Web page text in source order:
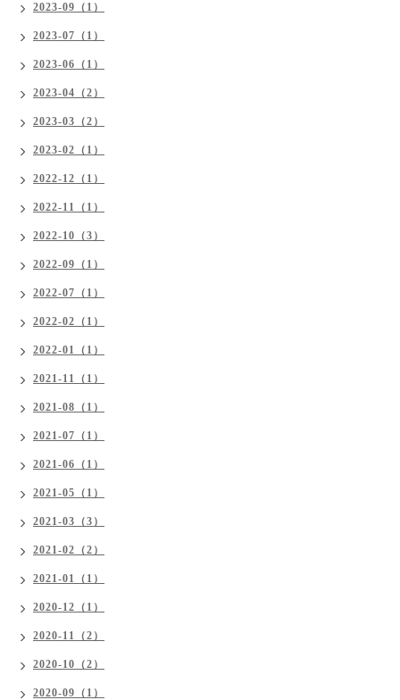
2023-09（1）
2023-07（1）
2023-06（1）
2023-04（2）
2023-03（2）
2023-02（1）
2022-12（1）
2022-11（1）
2022-10（3）
2022-09（1）
2022-07（1）
2022-02（1）
2022-01（1）
2021-11（1）
2021-08（1）
2021-07（1）
2021-06（1）
2021-05（1）
2021-03（3）
2021-02（2）
2021-01（1）
2020-12（1）
2020-11（2）
2020-10（2）
2020-09（1）